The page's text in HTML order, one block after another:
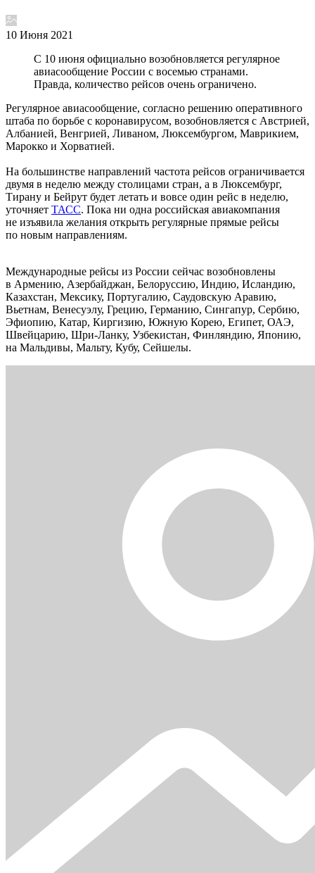
10 Июня 2021
С 10 июня официально возобновляется регулярное
авиасообщение России с восемью странами.
Правда, количество рейсов очень ограничено.
Регулярное авиасообщение, согласно решению оперативного
штаба по борьбе с коронавирусом, возобновляется с Австрией,
Албанией, Венгрией, Ливаном, Люксембургом, Маврикием,
Марокко и Хорватией.
На большинстве направлений частота рейсов ограничивается
двумя в неделю между столицами стран, а в Люксембург,
Тирану и Бейрут будет летать и вовсе один рейс в неделю,
уточняет ТАСС. Пока ни одна российская авиакомпания
не изъявила желания открыть регулярные прямые рейсы
по новым направлениям.
Международные рейсы из России сейчас возобновлены
в Армению, Азербайджан, Белоруссию, Индию, Исландию,
Казахстан, Мексику, Португалию, Саудовскую Аравию,
Вьетнам, Венесуэлу, Грецию, Германию, Сингапур, Сербию,
Эфиопию, Катар, Киргизию, Южную Корею, Египет, ОАЭ,
Швейцарию, Шри-Ланку, Узбекистан, Финляндию, Японию,
на Мальдивы, Мальту, Кубу, Сейшелы.